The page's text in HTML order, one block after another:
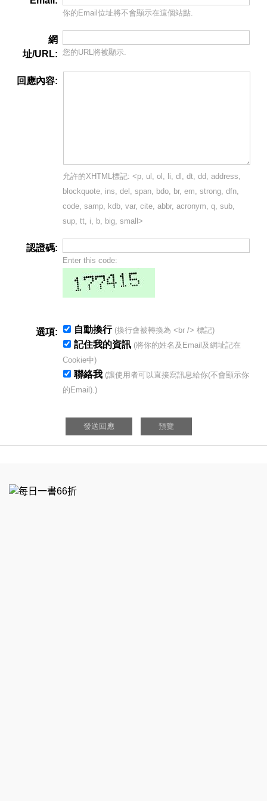
你的Email位址將不會顯示在這個站點.
網
址/URL: 您的URL將被顯示.
回應內容:
允許的XHTML標記: <p, ul, ol, li, dl, dt, dd, address,
blockquote, ins, del, span, bdo, br, em, strong, dfn,
code, samp, kdb, var, cite, abbr, acronym, q, sub,
sup, tt, i, b, big, small>
認證碼:
Enter this code:
選項: 自動換行 (換行會被轉換為 <br /> 標記)
記住我的資訊 (將你的姓名及Email及網址記在
Cookie中)
聯絡我 (讓使用者可以直接寫訊息給你(不會顯示你
的Email).)